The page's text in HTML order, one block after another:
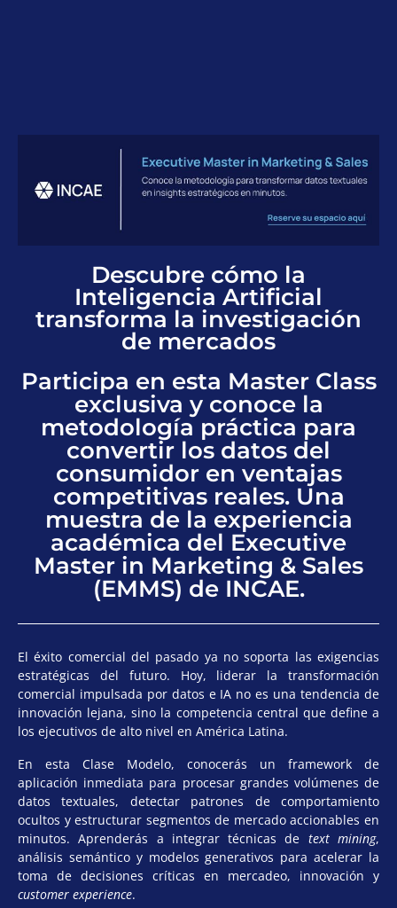
Descubre cómo la
Inteligencia Artificial
transforma la investigación
de mercados
Participa en esta Master Class
exclusiva y conoce la
metodología práctica para
convertir los datos del
consumidor en ventajas
competitivas reales. Una
muestra de la experiencia
académica del Executive
Master in Marketing & Sales
(EMMS) de INCAE.
El éxito comercial del pasado ya no soporta las exigencias
estratégicas del futuro. Hoy, liderar la transformación
comercial impulsada por datos e IA no es una tendencia de
innovación lejana, sino la competencia central que define a
los ejecutivos de alto nivel en América Latina.
En esta Clase Modelo, conocerás un framework de
aplicación inmediata para procesar grandes volúmenes de
datos textuales, detectar patrones de comportamiento
ocultos y estructurar segmentos de mercado accionables en
minutos. Aprenderás a integrar técnicas de text mining,
análisis semántico y modelos generativos para acelerar la
toma de decisiones críticas en mercadeo, innovación y
customer experience.